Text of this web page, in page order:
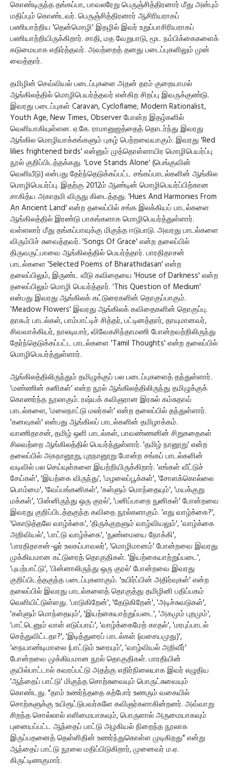
கொண்டிருந்த தங்கப்பா, பாவலரேறு பெருஞ்சித்திரனார் மீது அன்பும்
மதிப்பும் கொண்டவர். பெருஞ்சித்திரனார் ஆசிரியராகப்
பணியாற்றிய 'தென்மொழி' இதழில் இவர் உறுப்பாசிரியராகப்
பணியாற்றியிருக்கிறார். சாதி, மத வேறுபாடு, மூட நம்பிக்கைகளைக்
கடுமையாக எதிர்த்தவர். அவற்றைத் தனது படைப்புகளிலும் முன்
வைத்தார்.
தமிழின் செவ்வியல் படைப்புகளை அதன் தரம் குறையாமல்
ஆங்கிலத்தில் மொழிபெயர்த்தவர் என்கிற சிறப்பு இவருக்குண்டு.
இவரது படைப்புகள் Caravan, Cycloflame, Modern Rationalist,
Youth Age, New Times, Observer போன்ற இதழ்களில்
வெளியாகியுள்ளன. ஏ.கே. ராமானுஜத்தைத் தொடர்ந்து இவரது
ஆங்கில மொழியாக்கங்களும் புகழ் பெற்றவையாகும். இவரது 'Red
lilies frightened birds' என்னும் முத்தொள்ளாயிர மொழிபெயர்ப்பு
நூல் குறிப்பிடத்தக்கது. 'Love Stands Alone' (பெங்குவின்
வெளியீடு) என்பது தேர்ந்தெடுக்கப்பட்ட சங்கப்பாடல்களின் ஆங்கில
மொழிபெயர்ப்பு. இதற்கு 2012ம் ஆண்டின் மொழிபெயர்ப்பிற்கான
சாகித்ய அகாதமி விருது கிடைத்தது. 'Hues And Harmonies From
An Ancient Land' என்ற தலைப்பில் சங்க இலக்கியப் பாடல்களை
ஆங்கிலத்தில் இரண்டு பாகங்களாக மொழிபெயர்த்துள்ளார்.
வள்ளலார் மீது தங்கப்பாவுக்கு மிகுந்த ஈடுபாடு. அவரது பாடல்களை
விரும்பிச் சுவைத்தவர். 'Songs Of Grace' என்ற தலைப்பில்
திருவருட்பாவை ஆங்கிலத்தில் பெயர்த்தார். பாரதிதாசன்
பாடல்களை 'Selected Poems of Bharathidasan' என்ற
தலைப்பிலும், இருண்ட வீடு கவிதையை 'House of Darkness' என்ற
தலைப்பிலும் மொழி பெயர்த்தார். 'This Question of Medium'
என்பது இவரது ஆங்கிலக் கட்டுரைகளின் தொகுப்பாகும்.
'Meadow Flowers' இவரது ஆங்கிலக் கவிதைகளின் தொகுப்பு.
தாகூர் பாடல்கள், பாம்பாட்டிச் சித்தர், பட்டினத்தார், தாயுமானவர்,
சிவவாக்கியர், நாலடியார், விவேகசிந்தாமணி போன்றவற்றிலிருந்து
தேர்ந்தெடுக்கப்பட்ட பாடல்களை 'Tamil Thoughts' என்ற தலைப்பில்
மொழிபெயர்த்துள்ளார்.
ஆங்கிலத்திலிருந்தும் தமிழுக்குப் பல படைப்புகளைத் தந்துள்ளார்.
'மண்ணின் கனிகள்' என்ற நூல் ஆங்கிலத்திலிருந்து தமிழுக்குக்
கொணர்ந்த நூலாகும். ரஷ்யக் கவிஞரான இரசுல் கம்சுதாவ்
பாடல்களை, 'மலைநாட்டு மலர்கள்' என்ற தலைப்பில் தந்துள்ளார்.
'கனவுகள்' என்பது ஆங்கிலப் பாடல்களின் தமிழாக்கம்.
வாணிதாசன், தமிழ் ஒளி பாடல்கள், பாவண்ணனின் சிறுகதைகள்
சிலவற்றை ஆங்கிலத்தில் பெயர்த்துள்ளார். 'தமிழ் நானூறு' என்ற
தலைப்பில் அகநானூறு, புறநானூறு போன்ற சங்கப் பாடல்களின்
வடிவில் பல செய்யுள்களை இயற்றியிருக்கிறார். 'எங்கள் வீட்டுச்
சேய்கள்', 'இயற்கை விருந்து', 'மழலைப்பூக்கள்', 'சோளக்கொல்லை
பொம்மை', 'வேப்பங்கனிகள்', 'கள்ளும் மொந்தையும்', 'மயக்குறு
மக்கள்', 'பின்னிருந்து ஒரு குரல்', 'பனிப்பாறை நுனிகள்' போன்றவை
இவரது குறிப்பிடத்தகுந்த கவிதை நூல்களாகும். 'எது வாழ்க்கை?',
'கொடுத்தலே வாழ்க்கை', 'திருக்குறளும் வாழ்வியலும்', 'வாழ்க்கை
அறிவியல்', 'பாட்டு வாழ்க்கை', 'நுண்மையை நோக்கி',
'பாரதிதாசன்-ஓர் உலகப்பாவலர்', 'மொழிமானம்' போன்றவை இவரது
முக்கியமான கட்டுரைத் தொகுதிகள். 'இயற்கையாற்றுப்படை',
'புயற்பாட்டு', 'பின்னாலிருந்து ஒரு குரல்' போன்றவை இவரது
குறிப்பிடத்தகுந்த படைப்புகளாகும். 'உயிர்ப்பின் அதிர்வுகள்' என்ற
தலைப்பில் இவரது பாடல்களைத் தொகுத்து தமிழினி பதிப்பகம்
வெளியிட்டுள்ளது. 'பாடுகிறேன்', 'தேடுகிறேன்', 'அடிச்சுவடுகள்',
'கள்ளும் மொந்தையும்', 'இயற்கையாற்றுப்படை', 'அகமும் புறமும்',
'பாட்டெனும் வாள் எடுப்பாய்', 'வாழ்க்கைமேற் காதல்', 'மரபுப்பாடல்
செத்துவிட்டதா?', 'இடித்துரைப் பாடல்கள் (வசையமுது)',
'நையாண்டிமாலை (பாட்டும் உரையும்', 'வாழ்வியல் அறிவீர்'
போன்றவை முக்கியமான நூல் தொகுதிகள். பாரதியின்
குயில்பாட்டால் கவரப்பட்டு அதற்கு எதிர்நிலையாக இவர் எழுதிய
'ஆந்தைப் பாட்டு' மிகுந்த சொற்சுவையும் பொருட்சுவையும்
கொண்டது. "தாம் உணர்ந்ததை கற்போர் உணரும் வகையில்
சொற்களுக்கு உயிரூட்டுபவர்களே கவிஞர்களாகின்றனர். அவ்வாறு
சிறந்த சொல்லால் எளிமையாகவும், பொருளால் அருமையாகவும்
புனையப்பட்ட ஆந்தைப் பாட்டு அழகியல் நிறைந்த நூலாக
இருப்பதனைத் தெள்ளிதின் உணர்ந்துகொள்ள முடிகிறது" என்று
ஆந்தைப் பாட்டு நூலை மதிப்பிடுகிறார், முனைவர் ம.ஏ.
கிருட்டிணகுமார்.